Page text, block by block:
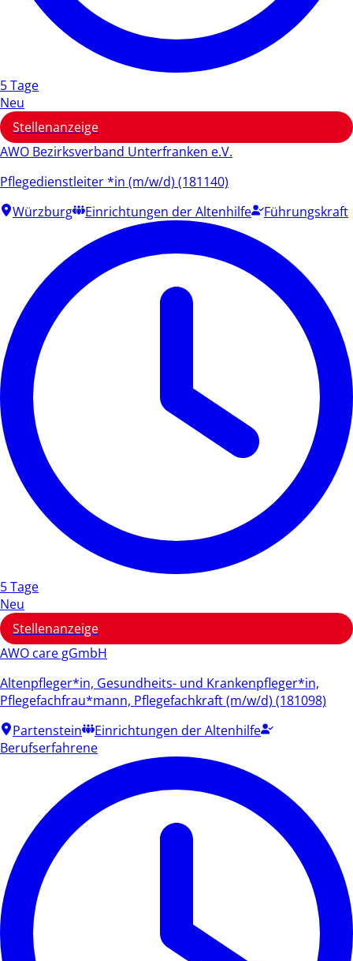
5 Tage
Neu
Stellenanzeige
AWO Bezirksverband Unterfranken e.V.
Pflegedienstleiter *in (m/w/d) (181140)
Würzburg
Einrichtungen der Altenhilfe Führungskraft
5 Tage
Neu
Stellenanzeige
AWO care gGmbH
Altenpfleger*in, Gesundheits- und Krankenpfleger*in,
Pflegefachfrau*mann, Pflegefachkraft (m/w/d) (181098)
Partenstein
Einrichtungen der Altenhilfe
Berufserfahrene